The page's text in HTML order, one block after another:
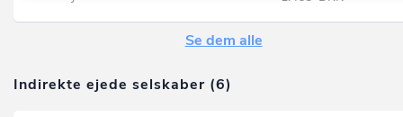
Se dem alle
Indirekte ejede selskaber (6)